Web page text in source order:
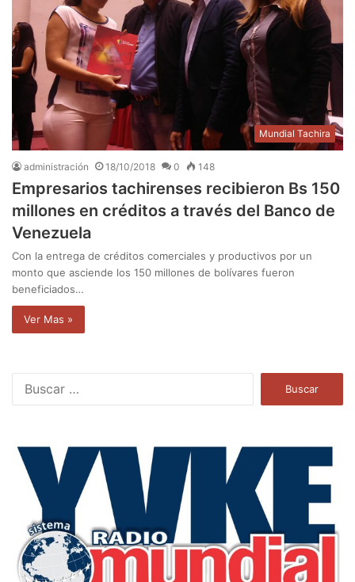
Mundial Tachira
administración 18/10/2018 0 148
Empresarios tachirenses recibieron Bs 150
millones en créditos a través del Banco de
Venezuela
Con la entrega de créditos comerciales y productivos por un
monto que asciende los 150 millones de bolívares fueron
beneficiados…
Ver Mas »
a